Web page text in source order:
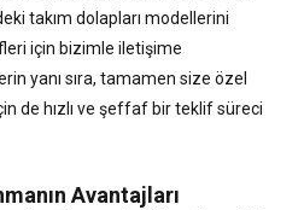
takım dolapları modellerini
için bizimle iletişime
yanı sıra, tamamen size özel
de hızlı ve şeffaf bir teklif süreci
Avantajları